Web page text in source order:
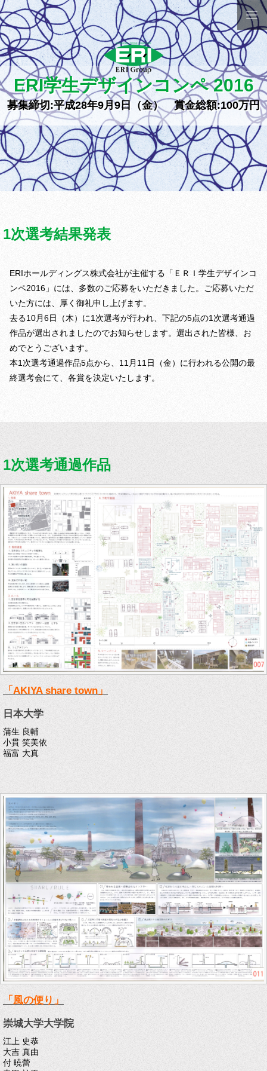
ERI学生デザインコンペ 2016
募集締切:平成28年9月9日（金） 賞金総額:100万円
1次選考結果発表
ERIホールディングス株式会社が主催する「ＥＲＩ学生デザインコ
ンペ2016」には、多数のご応募をいただきました。ご応募いただ
いた方には、厚く御礼申し上げます。
去る10月6日（木）に1次選考が行われ、下記の5点の1次選考通過
作品が選出されましたのでお知らせします。選出された皆様、お
めでとうございます。
本1次選考通過作品5点から、11月11日（金）に行われる公開の最
終選考会にて、各賞を決定いたします。
1次選考通過作品
「AKIYA share town」
日本大学
蒲生 良輔
小貫 笑美依
福富 大真
「風の便り」
崇城大学大学院
江上 史恭
大吉 真由
付 暁蕾